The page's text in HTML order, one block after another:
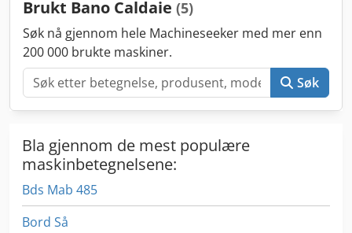
Brukt Bano Caldaie (5)
Søk nå gjennom hele Machineseeker med mer enn
200 000 brukte maskiner.
Søk
Bla gjennom de mest populære
maskinbetegnelsene:
Bds Mab 485
Bord Så